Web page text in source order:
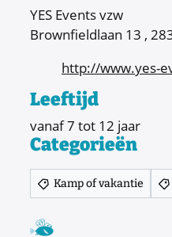
YES Events vzw
Brownfieldlaan 13 ,
Websitehttp://www.yes-
Leeftijd
vanaf7 tot 12 jaar
Categorieën
Kamp of vakantie